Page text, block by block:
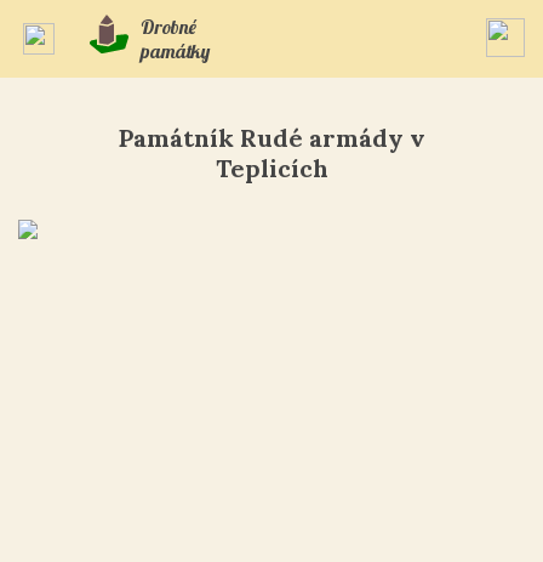
Drobné
památky
Památník Rudé armády v
Teplicích